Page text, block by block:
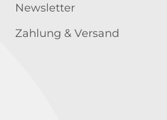
Newsletter
Zahlung & Versand